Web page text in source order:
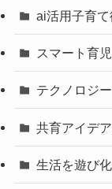
ai活用子育て
スマート育
テクノロジ
共育アイデ
生活を遊び